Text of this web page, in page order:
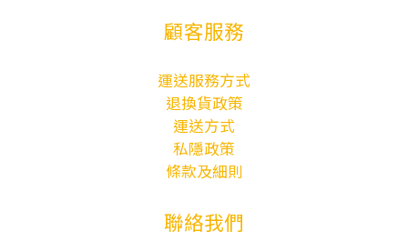
顧客服務
運送服務方式
退換貨政策
運送方式
私隱政策
條款及細則
聯絡我們